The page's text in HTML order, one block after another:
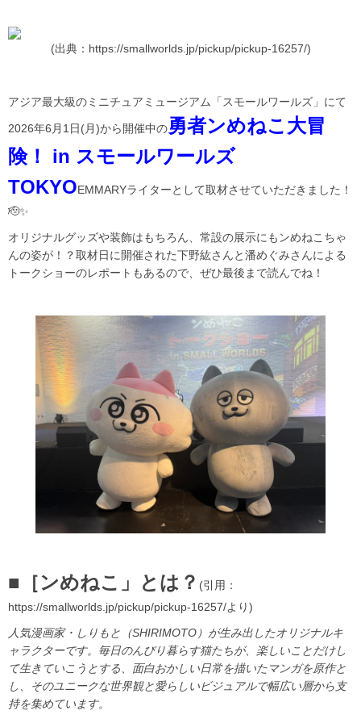
(出典：https://smallworlds.jp/pickup/pickup-16257/)
アジア最大級のミニチュアミュージアム「スモールワールズ」にて
2026年6月1日(月)から開催中の勇者ンめねこ大冒
険！ in スモールワールズ
TOKYOEMMARYライターとして取材させていただきました！
🫡✨
オリジナルグッズや装飾はもちろん、常設の展示にもンめねこちゃ
んの姿が！？取材日に開催された下野紘さんと潘めぐみさんによる
トークショーのレポートもあるので、ぜひ最後まで読んでね！
■［ンめねこ」とは？ (引用：
https://smallworlds.jp/pickup/pickup-16257/より)
人気漫画家・しりもと（SHIRIMOTO）が生み出したオリジナルキ
ャラクターです。毎日のんびり暮らす猫たちが、楽しいことだけし
て生きていこうとする、面白おかしい日常を描いたマンガを原作と
し、そのユニークな世界観と愛らしいビジュアルで幅広い層から支
持を集めています。